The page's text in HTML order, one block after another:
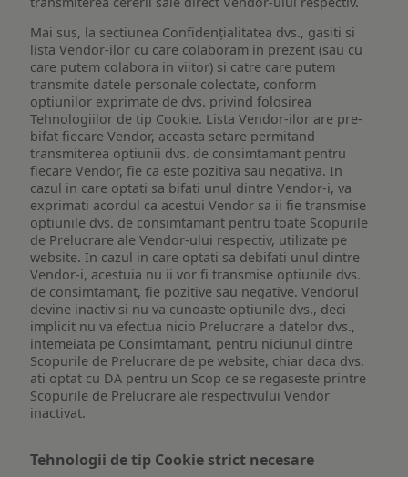
Mai sus, la sectiunea Confidențialitatea dvs., gasiti si
lista Vendor-ilor cu care colaboram in prezent (sau cu
care putem colabora in viitor) si catre care putem
transmite datele personale colectate, conform
optiunilor exprimate de dvs. privind folosirea
Tehnologiilor de tip Cookie. Lista Vendor-ilor are pre-
bifat fiecare Vendor, aceasta setare permitand
transmiterea optiunii dvs. de consimtamant pentru
fiecare Vendor, fie ca este pozitiva sau negativa. In
cazul in care optati sa bifati unul dintre Vendor-i, va
exprimati acordul ca acestui Vendor sa ii fie transmise
optiunile dvs. de consimtamant pentru toate Scopurile
de Prelucrare ale Vendor-ului respectiv, utilizate pe
website. In cazul in care optati sa debifati unul dintre
Vendor-i, acestuia nu ii vor fi transmise optiunile dvs.
de consimtamant, fie pozitive sau negative. Vendorul
devine inactiv si nu va cunoaste optiunile dvs., deci
implicit nu va efectua nicio Prelucrare a datelor dvs.,
intemeiata pe Consimtamant, pentru niciunul dintre
Scopurile de Prelucrare de pe website, chiar daca dvs.
ati optat cu DA pentru un Scop ce se regaseste printre
Scopurile de Prelucrare ale respectivului Vendor
inactivat.
Tehnologii de tip Cookie strict necesare